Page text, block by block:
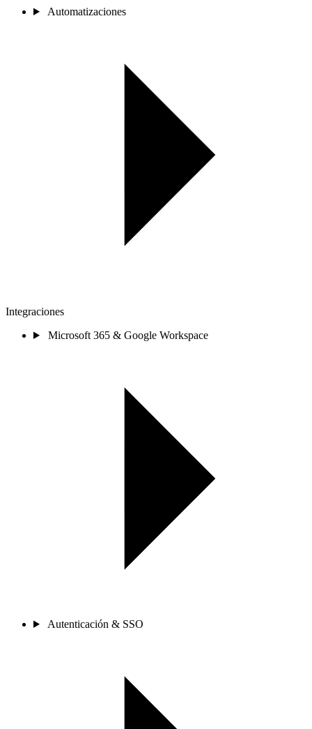
Automatizaciones
Integraciones
Microsoft 365 & Google Workspace
Autenticación & SSO